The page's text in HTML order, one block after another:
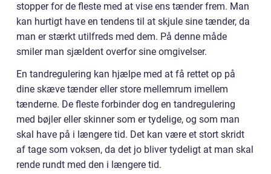
stopper for de fleste med at vise ens tænder frem. Man
kan hurtigt have en tendens til at skjule sine tænder, da
man er stærkt utilfreds med dem. På denne måde
smiler man sjældent overfor sine omgivelser.
En tandregulering kan hjælpe med at få rettet op på
dine skæve tænder eller store mellemrum imellem
tænderne. De fleste forbinder dog en tandregulering
med bøjler eller skinner som er tydelige, og som man
skal have på i længere tid. Det kan være et stort skridt
af tage som voksen, da det jo bliver tydeligt at man skal
rende rundt med den i længere tid.